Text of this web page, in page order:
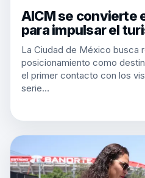
AICM se convierte
para impulsar el
La Ciudad de México busca
posicionamiento como
el primer contacto con los
serie…